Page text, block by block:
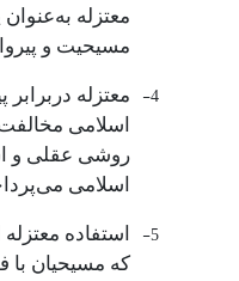
معتزله
مسیحیت و
4-
معتزله
اسلامی
روشی عقلی و
اسلامی
5-
استفاده
که مسیحیان با